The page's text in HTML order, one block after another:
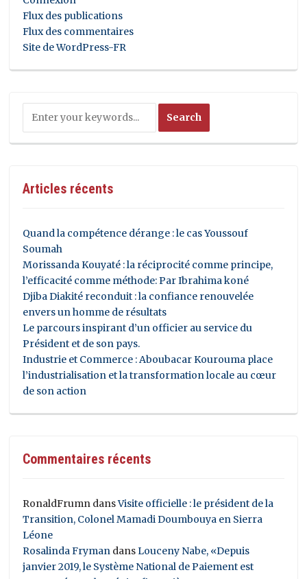
Flux des publications
Flux des commentaires
Site de WordPress-FR
Articles récents
Quand la compétence dérange : le cas Youssouf
Soumah
Morissanda Kouyaté : la réciprocité comme principe,
l’efficacité comme méthode: Par Ibrahima koné
Djiba Diakité reconduit : la confiance renouvelée
envers un homme de résultats
Le parcours inspirant d’un officier au service du
Président et de son pays.
Industrie et Commerce : Aboubacar Kourouma place
l’industrialisation et la transformation locale au cœur
de son action
Commentaires récents
RonaldFrumn dansVisite officielle : le président de la
Transition, Colonel Mamadi Doumbouya en Sierra
Léone
Rosalinda Fryman dansLouceny Nabe, «Depuis
janvier 2019, le Système National de Paiement est